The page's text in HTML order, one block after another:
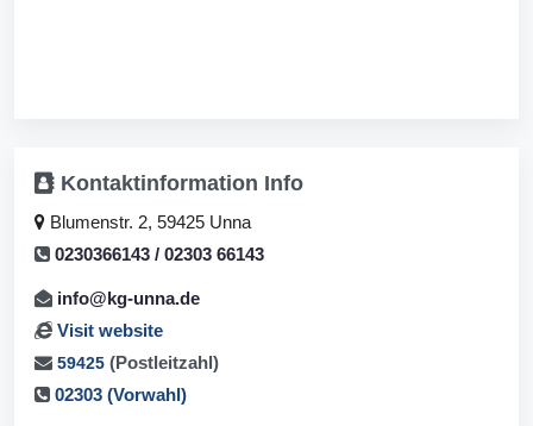
Kontaktinformation Info
Blumenstr. 2, 59425 Unna
0230366143 / 02303 66143
info@kg-unna.de
Visit website
59425 (Postleitzahl)
02303 (Vorwahl)